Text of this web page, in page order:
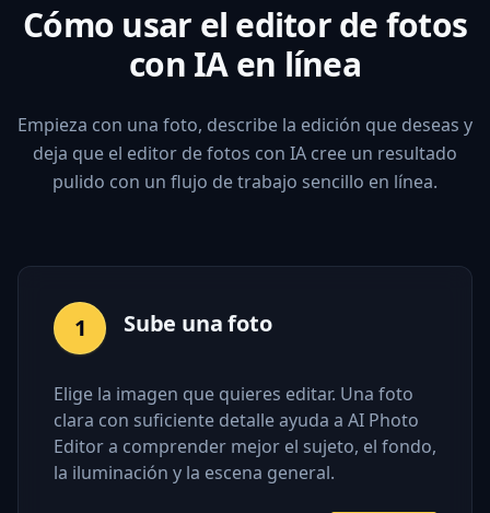
Cómo usar el editor de fotos
con IA en línea
Empieza con una foto, describe la edición que deseas y
deja que el editor de fotos con IA cree un resultado
pulido con un flujo de trabajo sencillo en línea.
1 Sube una foto
Elige la imagen que quieres editar. Una foto
clara con suficiente detalle ayuda a AI Photo
Editor a comprender mejor el sujeto, el fondo,
la iluminación y la escena general.